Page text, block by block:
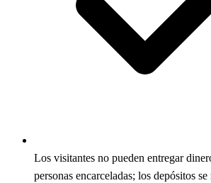
Los visitantes no pueden entregar
personas encarceladas; los depósitos